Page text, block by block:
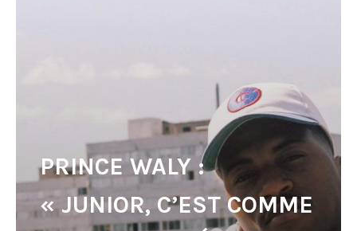
PRINCE WALY :
« JUNIOR, C’EST COMME